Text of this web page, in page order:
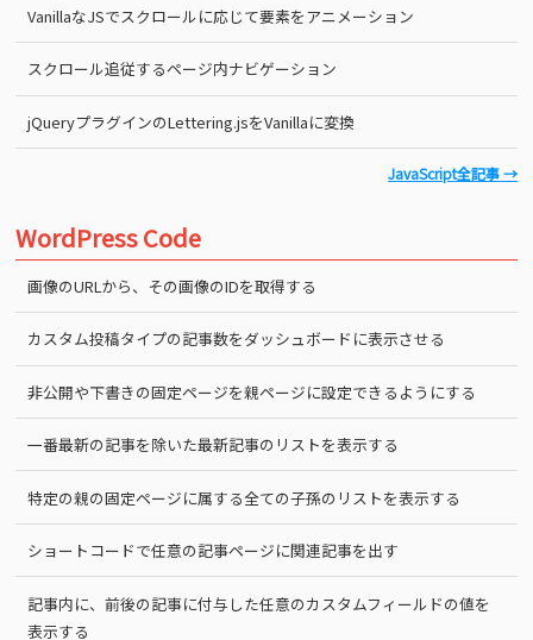
VanillaなJSでスクロールに応じて要素をアニメーション
スクロール追従するページ内ナビゲーション
jQueryプラグインのLettering.jsをVanillaに変換
JavaScript全記事 →
WordPress Code
画像のURLから、その画像のIDを取得する
カスタム投稿タイプの記事数をダッシュボードに表示させる
非公開や下書きの固定ページを親ページに設定できるようにする
一番最新の記事を除いた最新記事のリストを表示する
特定の親の固定ページに属する全ての子孫のリストを表示する
ショートコードで任意の記事ページに関連記事を出す
記事内に、前後の記事に付与した任意のカスタムフィールドの値を
表示する